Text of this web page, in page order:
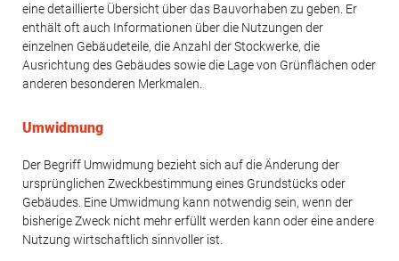
eine detaillierte Übersicht über das Bauvorhaben zu geben. Er
enthält oft auch Informationen über die Nutzungen der
einzelnen Gebäudeteile, die Anzahl der Stockwerke, die
Ausrichtung des Gebäudes sowie die Lage von Grünflächen oder
anderen besonderen Merkmalen.
Umwidmung
Der Begriff Umwidmung bezieht sich auf die Änderung der
ursprünglichen Zweckbestimmung eines Grundstücks oder
Gebäudes. Eine Umwidmung kann notwendig sein, wenn der
bisherige Zweck nicht mehr erfüllt werden kann oder eine andere
Nutzung wirtschaftlich sinnvoller ist.